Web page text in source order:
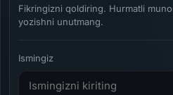
Fikringizni qoldiring. Hurmatli
yozishni unutmang.
Ismingiz